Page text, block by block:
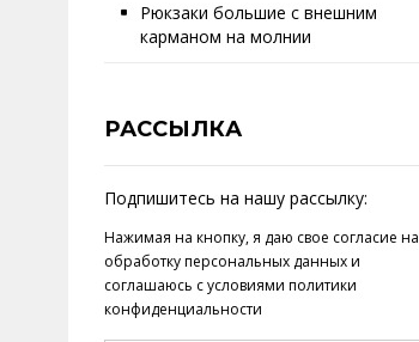
Рюкзаки большие с внешним
карманом на молнии
РАССЫЛКА
Подпишитесь на нашу рассылку:
Нажимая на кнопку, я даю свое согласие на
обработку персональных данныхи
соглашаюсь с условиями политики
конфиденциальности